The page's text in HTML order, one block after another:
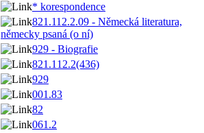
* korespondence
821.112.2.09 - Německá literatura,
německy psaná (o ní)
929 - Biografie
821.112.2(436)
929
001.83
82
061.2